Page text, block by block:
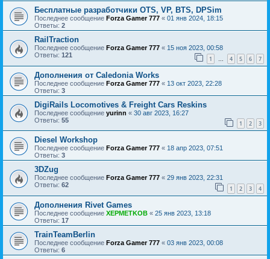
Бесплатные разработчики OTS, VP, BTS, DPSim
Последнее сообщение Forza Gamer 777 « 01 янв 2024, 18:15
Ответы: 2
RailTraction
Последнее сообщение Forza Gamer 777 « 15 ноя 2023, 00:58
Ответы: 121 1 … 4 5 6 7
Дополнения от Caledonia Works
Последнее сообщение Forza Gamer 777 « 13 окт 2023, 22:28
Ответы: 3
DigiRails Locomotives & Freight Cars Reskins
Последнее сообщение yurinn « 30 авг 2023, 16:27
Ответы: 55 1 2 3
Diesel Workshop
Последнее сообщение Forza Gamer 777 « 18 апр 2023, 07:51
Ответы: 3
3DZug
Последнее сообщение Forza Gamer 777 « 29 янв 2023, 22:31
Ответы: 62 1 2 3 4
Дополнения Rivet Games
Последнее сообщение XEPMETKOB « 25 янв 2023, 13:18
Ответы: 17
TrainTeamBerlin
Последнее сообщение Forza Gamer 777 « 03 янв 2023, 00:08
Ответы: 6